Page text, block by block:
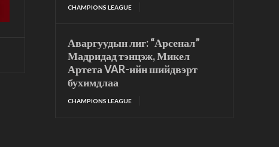
CHAMPIONS LEAGUE
Аваргуудын лиг: “Арсенал”
Мадридад тэнцэж, Микел
Артета VAR-ийн шийдвэрт
бухимдлаа
CHAMPIONS LEAGUE